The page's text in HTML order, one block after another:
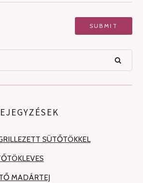
SÜTŐTÖKKEL
MADÁRTEJ